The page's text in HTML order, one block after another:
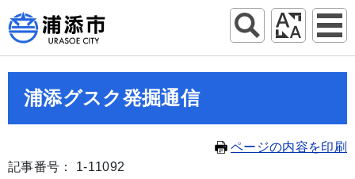
浦添グスク発掘通信
ページの内容を印刷
記事番号： 1-11092